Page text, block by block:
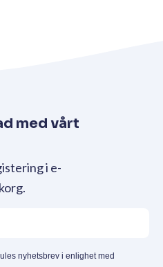
med vårt
i e-
nyhetsbrev i enlighet med